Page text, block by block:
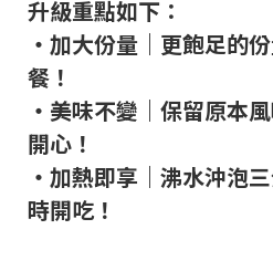
升級重點如下：
・加大份量｜更飽足的
餐！
・美味不變｜保留原本
開心！
・加熱即享｜沸水沖泡
時開吃！